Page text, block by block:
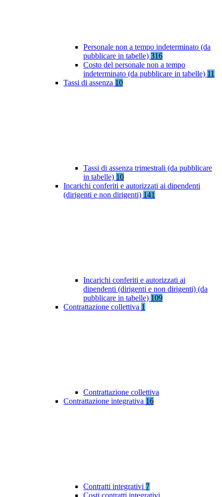
Personale non a tempo indeterminato (da
pubblicare in tabelle) 316
Costo del personale non a tempo
indeterminato (da pubblicare in tabelle) 11
Tassi di assenza 10
Tassi di assenza trimestrali (da pubblicare
in tabelle) 10
Incarichi conferiti e autorizzati ai dipendenti
(dirigenti e non dirigenti) 141
Incarichi conferiti e autorizzati ai
dipendenti (dirigenti e non dirigenti) (da
pubblicare in tabelle) 109
Contrattazione collettiva 1
Contrattazione collettiva
Contrattazione integrativa 16
Contratti integrativi 7